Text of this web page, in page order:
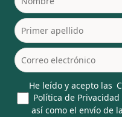
He leído y acepto las
Política de Privacidad
así como el envío de